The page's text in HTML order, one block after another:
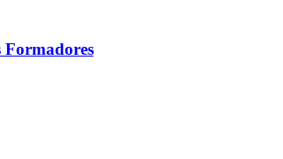
Formadores